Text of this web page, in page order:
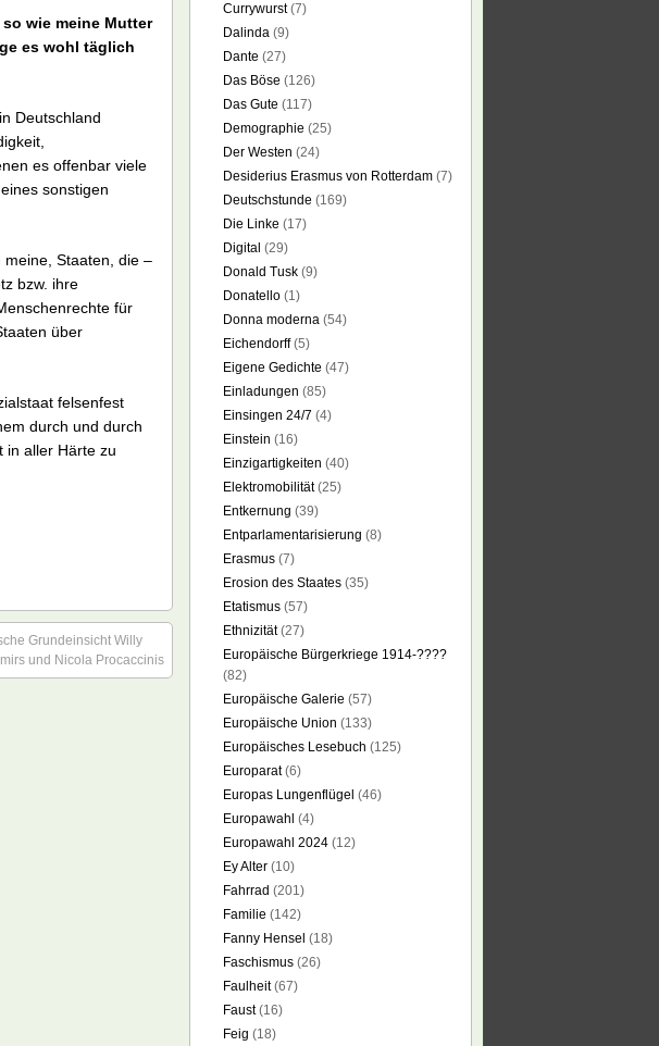
wie meine Mutter
es wohl täglich
Deutschland
es offenbar viele
sonstigen
meine, Staaten, die –
bzw. ihre
für
über
felsenfest
durch und durch
in aller Härte zu
Grundeinsicht Willy
und Nicola Procaccinis
Currywurst(7)
Dalinda (9)
Dante (27)
Das Böse (126)
Das Gute (117)
Demographie (25)
Der Westen (24)
Desiderius Erasmus von Rotterdam (7)
Deutschstunde (169)
Die Linke (17)
Digital (29)
Donald Tusk (9)
Donatello (1)
Donna moderna (54)
Eichendorff(5)
Eigene Gedichte (47)
Einladungen (85)
Einsingen 24/7 (4)
Einstein (16)
Einzigartigkeiten (40)
Elektromobilität(25)
Entkernung (39)
Entparlamentarisierung (8)
Erasmus (7)
Erosion des Staates (35)
Etatismus (57)
Ethnizität(27)
Europäische Bürgerkriege 1914-????
(82)
Europäische Galerie (57)
Europäische Union (133)
Europäisches Lesebuch (125)
Europarat(6)
Europas Lungenflügel (46)
Europawahl (4)
Europawahl 2024 (12)
Ey Alter (10)
Fahrrad (201)
Familie (142)
Fanny Hensel (18)
Faschismus (26)
Faulheit(67)
Faust(16)
Feig (18)